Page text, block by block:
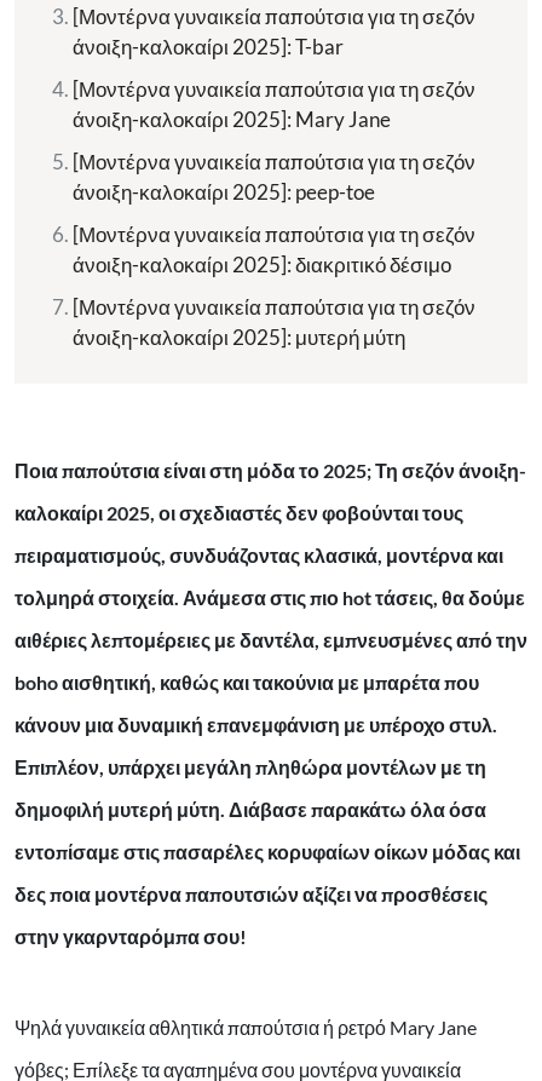
[Μοντέρνα γυναικεία παπούτσια για τη σεζόν
άνοιξη-καλοκαίρι 2025]: T-bar
[Μοντέρνα γυναικεία παπούτσια για τη σεζόν
άνοιξη-καλοκαίρι 2025]: Mary Jane
[Μοντέρνα γυναικεία παπούτσια για τη σεζόν
άνοιξη-καλοκαίρι 2025]: peep-toe
[Μοντέρνα γυναικεία παπούτσια για τη σεζόν
άνοιξη-καλοκαίρι 2025]: διακριτικό δέσιμο
[Μοντέρνα γυναικεία παπούτσια για τη σεζόν
άνοιξη-καλοκαίρι 2025]: μυτερή μύτη
Ποια παπούτσια είναι στη μόδα το 2025; Τη σεζόν άνοιξη-
καλοκαίρι 2025, οι σχεδιαστές δεν φοβούνται τους
πειραματισμούς, συνδυάζοντας κλασικά, μοντέρνα και
τολμηρά στοιχεία. Ανάμεσα στις πιο hot τάσεις, θα δούμε
αιθέριες λεπτομέρειες με δαντέλα, εμπνευσμένες από την
boho αισθητική, καθώς και τακούνια με μπαρέτα που
κάνουν μια δυναμική επανεμφάνιση με υπέροχο στυλ.
Επιπλέον, υπάρχει μεγάλη πληθώρα μοντέλων με τη
δημοφιλή μυτερή μύτη. Διάβασε παρακάτω όλα όσα
εντοπίσαμε στις πασαρέλες κορυφαίων οίκων μόδας και
δες ποια μοντέρνα παπουτσιών αξίζει να προσθέσεις
στην γκαρνταρόμπα σου!
Ψηλά γυναικεία αθλητικά παπούτσια ή ρετρό Mary Jane
γόβες; Επίλεξε τα αγαπημένα σου μοντέρνα γυναικεία